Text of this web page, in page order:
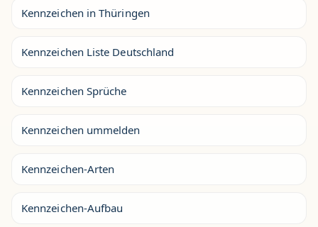
Kennzeichen in Thüringen
Kennzeichen Liste Deutschland
Kennzeichen Sprüche
Kennzeichen ummelden
Kennzeichen-Arten
Kennzeichen-Aufbau